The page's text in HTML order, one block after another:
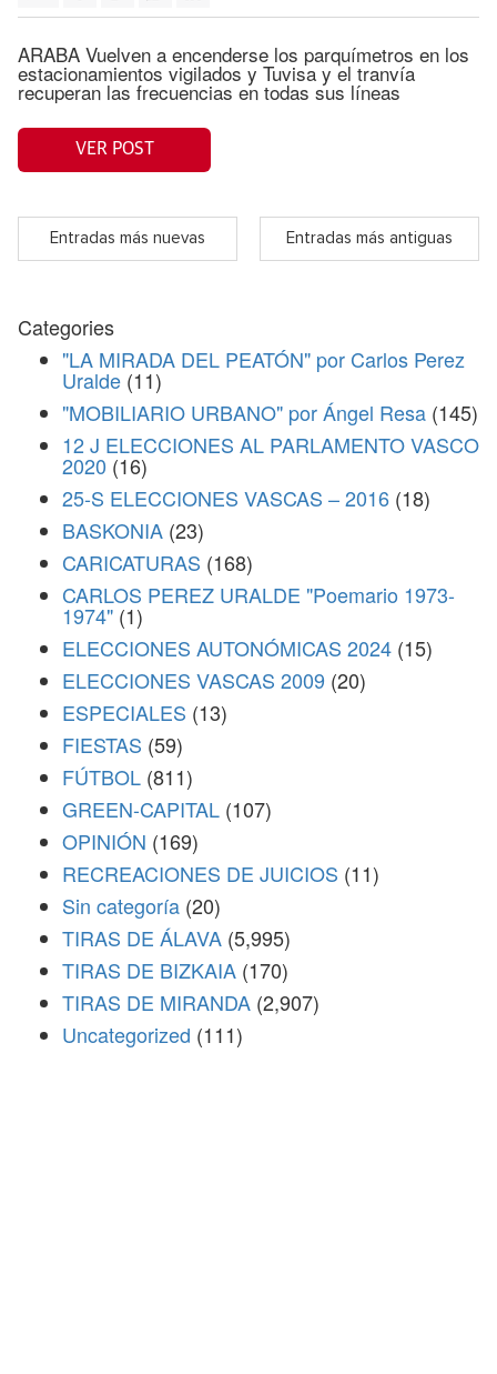
ARABA Vuelven a encenderse los parquímetros en los
estacionamientos vigilados y Tuvisa y el tranvía
recuperan las frecuencias en todas sus líneas
VER POST
Entradas más nuevas Entradas más antiguas
Categories
"LA MIRADA DEL PEATÓN" por Carlos Perez
Uralde (11)
"MOBILIARIO URBANO" por Ángel Resa (145)
12 J ELECCIONES AL PARLAMENTO VASCO
2020 (16)
25-S ELECCIONES VASCAS – 2016 (18)
BASKONIA (23)
CARICATURAS (168)
CARLOS PEREZ URALDE "Poemario 1973-
1974" (1)
ELECCIONES AUTONÓMICAS 2024 (15)
ELECCIONES VASCAS 2009 (20)
ESPECIALES (13)
FIESTAS (59)
FÚTBOL (811)
GREEN-CAPITAL (107)
OPINIÓN (169)
RECREACIONES DE JUICIOS (11)
Sin categoría (20)
TIRAS DE ÁLAVA (5,995)
TIRAS DE BIZKAIA (170)
TIRAS DE MIRANDA (2,907)
Uncategorized (111)